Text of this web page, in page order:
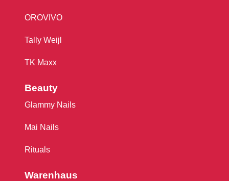
OROVIVO
Tally Weijl
TK Maxx
Beauty
Glammy Nails
Mai Nails
Rituals
Warenhaus